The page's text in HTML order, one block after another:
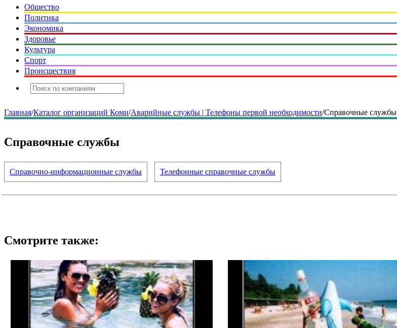
Общество
Политика
Экономика
Здоровье
Культура
Спорт
Происшествия
Главная/Каталог организаций Коми/Аварийные службы | Телефоны первой необходимости/Справочные службы
Справочные службы
Справочно-информационные службы Телефонные справочные службы
Смотрите также: